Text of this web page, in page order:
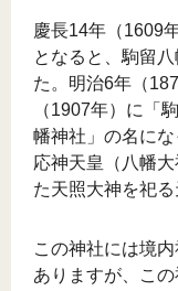
慶長14年（1609
となると、駒留
た。明治6年（
（1907年）に「
幡神社」の名に
応神天皇（八幡
た天照大神を祀る
この神社には境
ありますが、こ